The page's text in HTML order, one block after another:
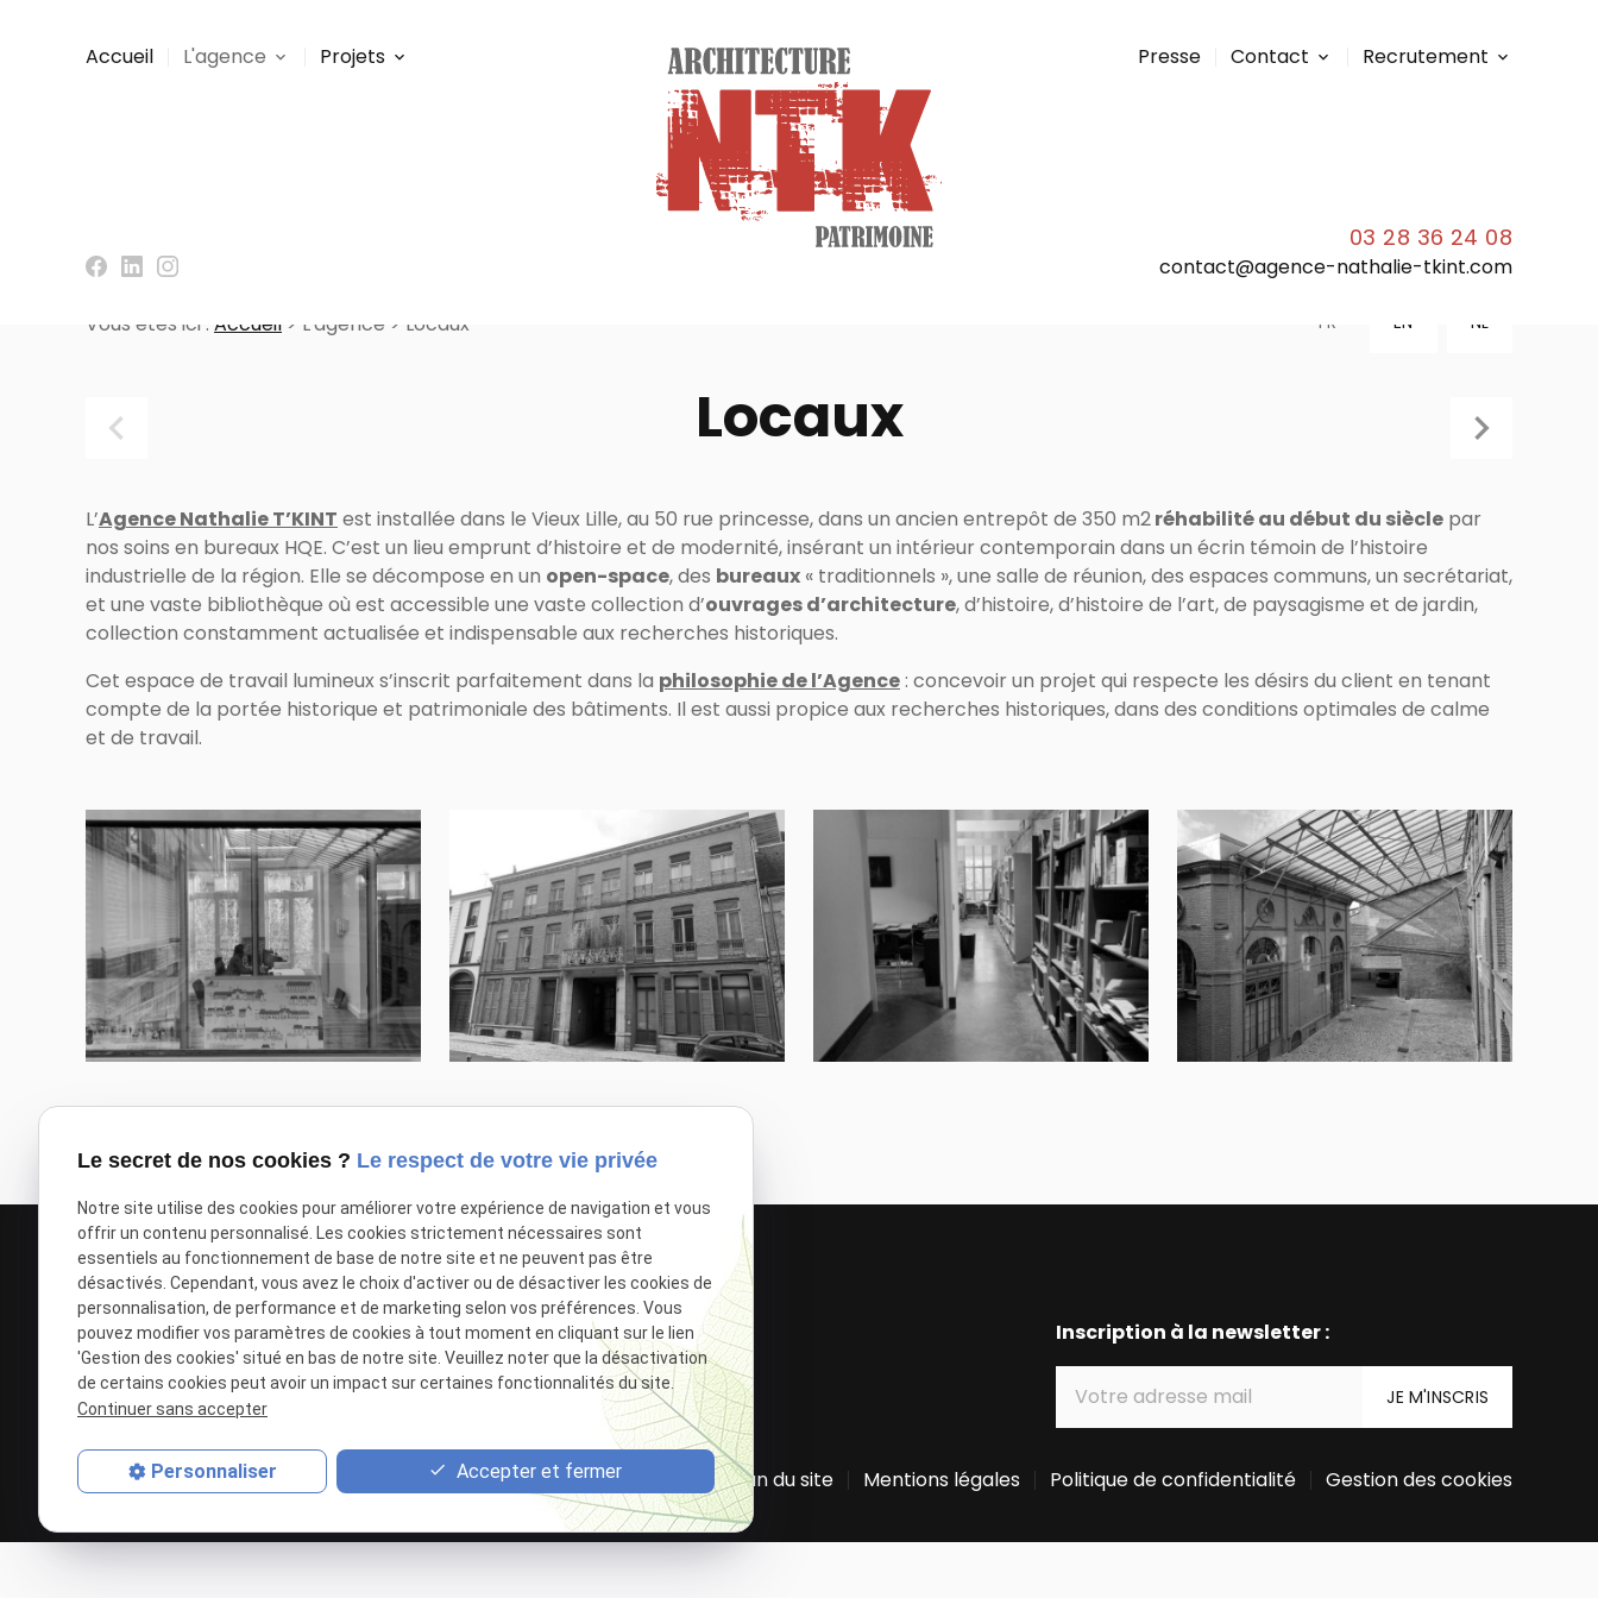
Accueil L'agence Projets Presse Contact Recrutement
03 28 36 24 08
contact@agence-nathalie-tkint.com
FR EN NL
Vous êtes ici : Accueil > L'agence > Locaux
Locaux
L’Agence Nathalie T’KINT est installée dans le Vieux Lille, au 50 rue princesse, dans un ancien entrepôt de 350 m2réhabilité au début du siècle par
nos soins en bureaux HQE. C’est un lieu emprunt d’histoire et de modernité, insérant un intérieur contemporain dans un écrin témoin de l’histoire
industrielle de la région. Elle se décompose en un open-space, des bureaux « traditionnels », une salle de réunion, des espaces communs, un secrétariat,
et une vaste bibliothèque où est accessible une vaste collection d’ouvrages d’architecture, d’histoire, d’histoire de l’art, de paysagisme et de jardin,
collection constamment actualisée et indispensable aux recherches historiques.
Cet espace de travail lumineux s’inscrit parfaitement dans la philosophie de l’Agence: concevoir un projet qui respecte les désirs du client en tenant
compte de la portée historique et patrimoniale des bâtiments. Il est aussi propice aux recherches historiques, dans des conditions optimales de calme
et de travail.
À lire également : Distinctions et publications Moyens Équipe
Agence Nathalie T'KINT
50 Rue Princesse59000
03 28 36 24 08
Siret : 39485576100018
Inscription à la newsletter :
Plan du site Mentions légales Politique de confidentialité Gestion des cookies
Le secret de nos cookies ? Le respect de votre vie privée
Notre site utilise des cookies pour améliorer votre expérience de navigation et vous
offrir un contenu personnalisé. Les cookies strictement nécessaires sont
essentiels au fonctionnement de base de notre site et ne peuvent pas être
désactivés. Cependant, vous avez le choix d'activer ou de désactiver les cookies de
personnalisation, de performance et de marketing selon vos préférences. Vous
pouvez modifier vos paramètres de cookies à tout moment en cliquant sur le lien
'Gestion des cookies' situé en bas de notre site. Veuillez noter que la désactivation
de certains cookies peut avoir un impact sur certaines fonctionnalités du site.
Continuer sans accepter
Personnaliser Accepter et fermer